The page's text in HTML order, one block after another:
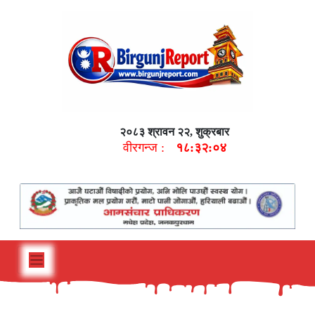
२०८३ श्रावन २२, शुक्रबार
वीरगन्ज : १८:३२:०५